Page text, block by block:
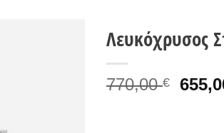
Λευκόχρυσος
770,00€